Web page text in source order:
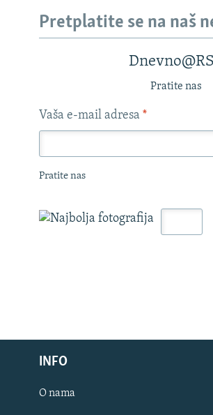
Pretplatite se na naš
Pratite nas
Vaša e-mail adresa *
Pratite nas
INFO
O nama